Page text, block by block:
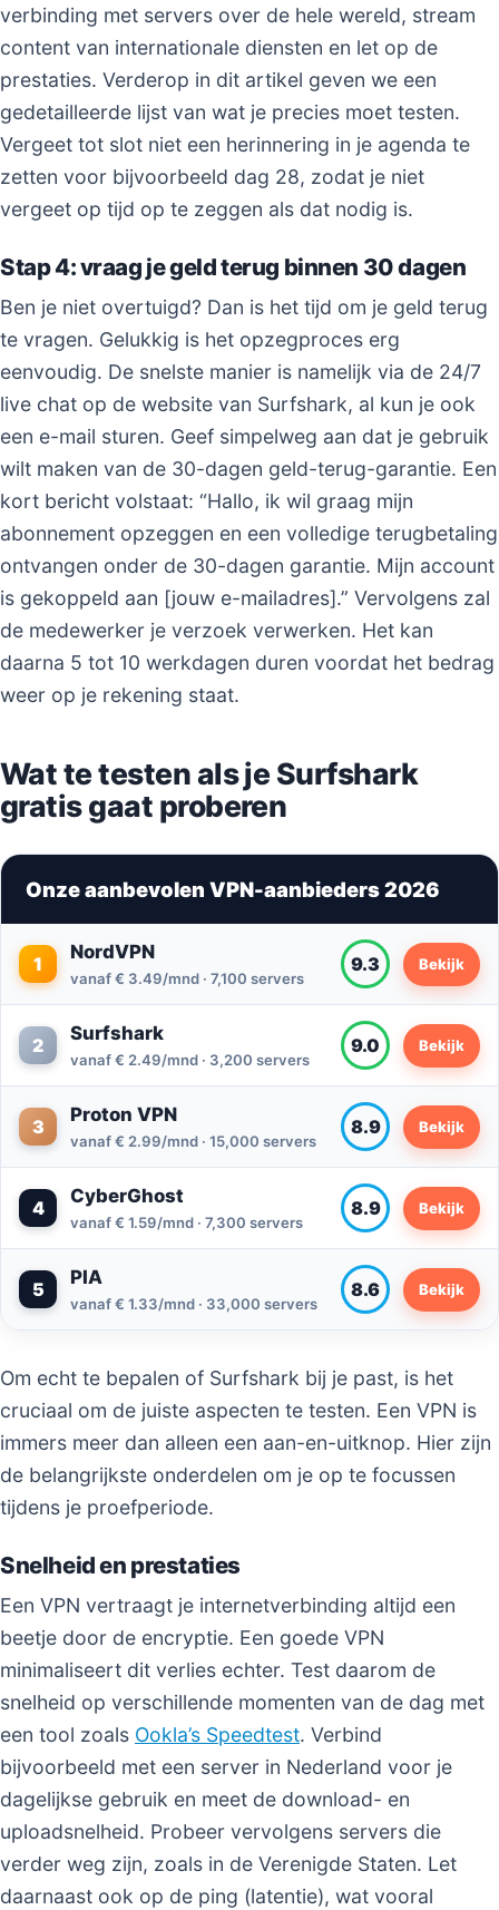
verbinding met servers over de hele wereld, stream
content van internationale diensten en let op de
prestaties. Verderop in dit artikel geven we een
gedetailleerde lijst van wat je precies moet testen.
Vergeet tot slot niet een herinnering in je agenda te
zetten voor bijvoorbeeld dag 28, zodat je niet
vergeet op tijd op te zeggen als dat nodig is.
Stap 4: vraag je geld terug binnen 30 dagen
Ben je niet overtuigd? Dan is het tijd om je geld terug
te vragen. Gelukkig is het opzegproces erg
eenvoudig. De snelste manier is namelijk via de 24/7
live chat op de website van Surfshark, al kun je ook
een e-mail sturen. Geef simpelweg aan dat je gebruik
wilt maken van de 30-dagen geld-terug-garantie. Een
kort bericht volstaat: “Hallo, ik wil graag mijn
abonnement opzeggen en een volledige terugbetaling
ontvangen onder de 30-dagen garantie. Mijn account
is gekoppeld aan [jouw e-mailadres].” Vervolgens zal
de medewerker je verzoek verwerken. Het kan
daarna 5 tot 10 werkdagen duren voordat het bedrag
weer op je rekening staat.
Wat te testen als je Surfshark
gratis gaat proberen
Onze aanbevolen VPN-aanbieders 2026
1
NordVPN
vanaf € 3.49/mnd · 7,100 servers
9.3 Bekijk
2
Surfshark
vanaf € 2.49/mnd · 3,200 servers
9.0 Bekijk
3
Proton VPN
vanaf € 2.99/mnd · 15,000 servers
8.9 Bekijk
4
CyberGhost
vanaf € 1.59/mnd · 7,300 servers
8.9 Bekijk
5
PIA
vanaf € 1.33/mnd · 33,000 servers
8.6 Bekijk
Om echt te bepalen of Surfshark bij je past, is het
cruciaal om de juiste aspecten te testen. Een VPN is
immers meer dan alleen een aan-en-uitknop. Hier zijn
de belangrijkste onderdelen om je op te focussen
tijdens je proefperiode.
Snelheid en prestaties
Een VPN vertraagt je internetverbinding altijd een
beetje door de encryptie. Een goede VPN
minimaliseert dit verlies echter. Test daarom de
snelheid op verschillende momenten van de dag met
een tool zoals Ookla’s Speedtest. Verbind
bijvoorbeeld met een server in Nederland voor je
dagelijkse gebruik en meet de download- en
uploadsnelheid. Probeer vervolgens servers die
verder weg zijn, zoals in de Verenigde Staten. Let
daarnaast ook op de ping (latentie), wat vooral